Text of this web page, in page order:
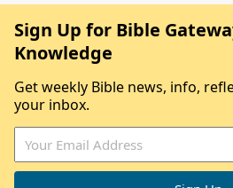
Sign Up for Bible
Knowledge
Get weekly Bible news, info,
your inbox.